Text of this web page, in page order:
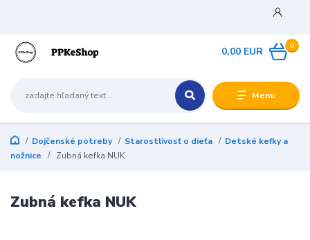
Menu
0
0,00 EUR
Dojčenské potreby Starostlivosť o dieťa
Detské kefky a
nožnice
Zubná kefka NUK
Zubná kefka NUK